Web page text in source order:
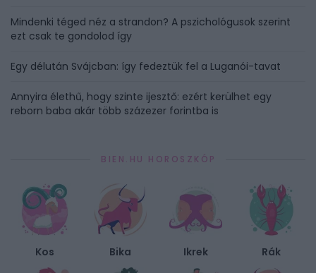
Mindenki téged néz a strandon? A pszichológusok szerint
ezt csak te gondolod így
Egy délután Svájcban: így fedeztük fel a Luganói-tavat
Annyira élethű, hogy szinte ijesztő: ezért kerülhet egy
reborn baba akár több százezer forintba is
BIEN.HU HOROSZKÓP
Kos Bika Ikrek Rák